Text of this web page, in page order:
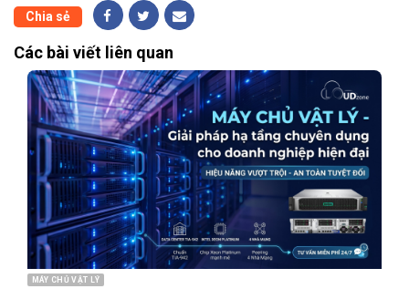
Chia sẻ
Các bài viết liên quan
MÁY CHỦ VẬT LÝ